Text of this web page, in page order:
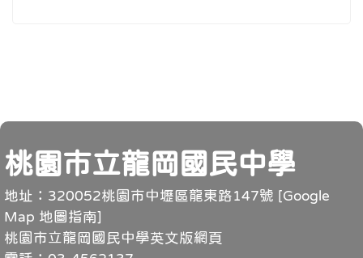
頁尾
桃園市立龍岡國民中學
地址：320052桃園市中壢區龍東路147號 [Google
Map 地圖指南]
桃園市立龍岡國民中學英文版網頁